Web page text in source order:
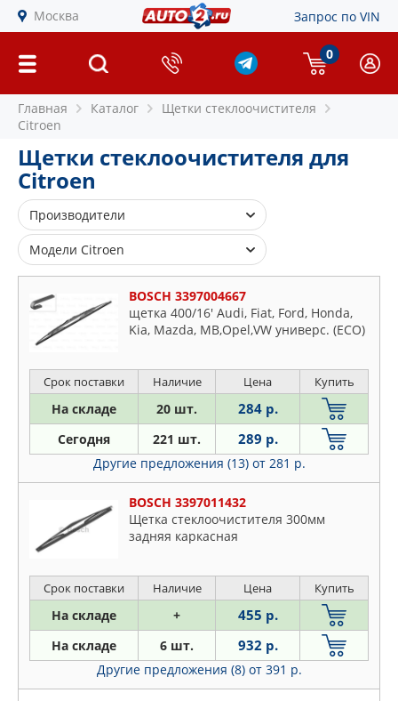
Москва Запрос по VIN
0
Главная Каталог
Щетки стеклоочистителя
Citroen
Щетки стеклоочистителя для
Citroen
Производители
ASHIKA
BOSCH
BSG
CHAMPION
DENSO
HELLA
JAPANPARTS
JAPKO
LYNXAUTO
METALCAUCHO
NWB
SWF
TRICO
TRUCKTEC AUTOMOTIVE
VALEO
Модели Citroen
2
Acadiane
Ax
Bx
C-crosser
C-elysee
C-zero
C25
C35
C6
C8
BOSCH 3397004667
щетка 400/16' Audi, Fiat, Ford, Honda,
Kia, Mazda, MB,Opel,VW универс. (ECO)
Срок поставки Наличие Цена Купить
На складе 20 шт. 284 р.
Сегодня 221 шт. 289 р.
Другие предложения (13) от 281 р.
BOSCH 3397011432
Щетка стеклоочистителя 300мм
задняя каркасная
Срок поставки Наличие Цена Купить
На складе + 455 р.
На складе 6 шт. 932 р.
Другие предложения (8) от 391 р.